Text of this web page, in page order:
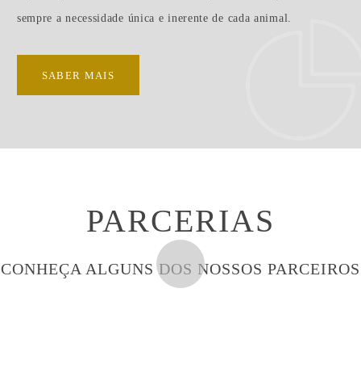
sempre a necessidade única e inerente de cada animal.
SABER MAIS
PARCERIAS
CONHEÇA ALGUNS DOS NOSSOS PARCEIROS